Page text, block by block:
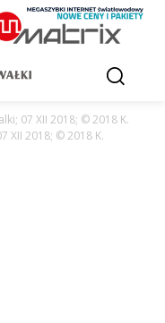
07 XII 2018; © 2018 K.
XII 2018; © 2018 K.